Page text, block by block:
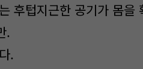
후텁지근한 공기가 몸을
.
.